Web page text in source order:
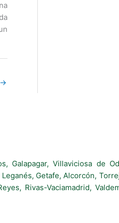
→
Galapagar, Villaviciosa de
Getafe, Alcorcón,
Rivas-Vaciamadrid,